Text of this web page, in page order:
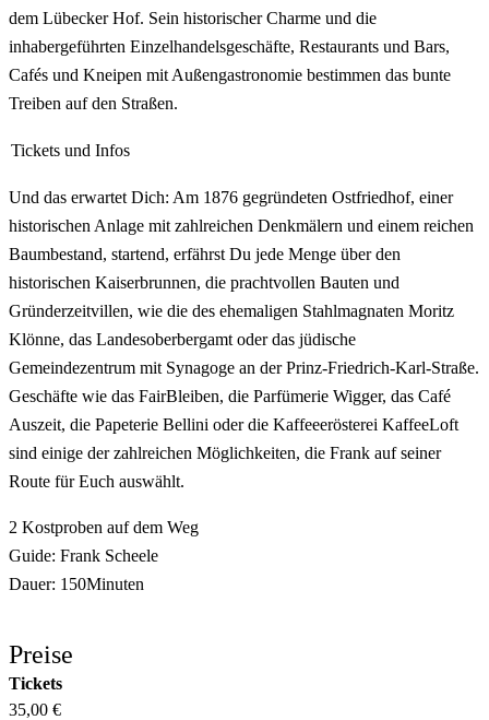
dem Lübecker Hof. Sein historischer Charme und die
inhabergeführten Einzelhandelsgeschäfte, Restaurants und Bars,
Cafés und Kneipen mit Außengastronomie bestimmen das bunte
Treiben auf den Straßen.
Tickets und Infos
Und das erwartet Dich: Am 1876 gegründeten Ostfriedhof, einer
historischen Anlage mit zahlreichen Denkmälern und einem reichen
Baumbestand, startend, erfährst Du jede Menge über den
historischen Kaiserbrunnen, die prachtvollen Bauten und
Gründerzeitvillen, wie die des ehemaligen Stahlmagnaten Moritz
Klönne, das Landesoberbergamt oder das jüdische
Gemeindezentrum mit Synagoge an der Prinz-Friedrich-Karl-Straße.
Geschäfte wie das FairBleiben, die Parfümerie Wigger, das Café
Auszeit, die Papeterie Bellini oder die Kaffeeerösterei KaffeeLoft
sind einige der zahlreichen Möglichkeiten, die Frank auf seiner
Route für Euch auswählt.
2 Kostproben auf dem Weg
Guide: Frank Scheele
Dauer: 150Minuten
Preise
Tickets
35,00 €